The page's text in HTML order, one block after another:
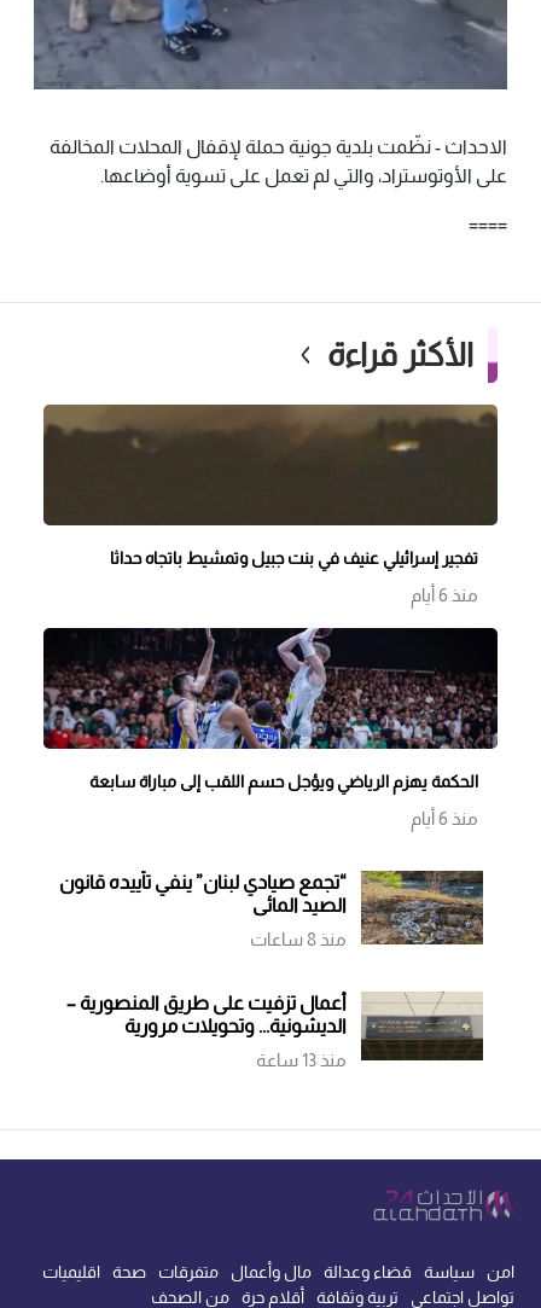
الاحداث - نظّمت بلدية جونية حملة لإقفال المحلات المخالفة
على الأوتوستراد، والتي لم تعمل على تسوية أوضاعها.
====
الأكثر قراءة
تفجير إسرائيلي عنيف في بنت جبيل وتمشيط باتجاه حداثا
منذ 6 أيام
الحكمة يهزم الرياضي ويؤجل حسم اللقب إلى مباراة سابعة
منذ 6 أيام
“تجمع صيادي لبنان” ينفي تأييده قانون
الصيد المائي
منذ 8 ساعات
أعمال تزفيت على طريق المنصورية –
الديشونية... وتحويلات مرورية
منذ 13 ساعة
امن سياسة قضاء وعدالة مال وأعمال متفرقات صحة
اقليميات
تواصل اجتماعي
تربية وثقافة أقلام حرة من الصحف